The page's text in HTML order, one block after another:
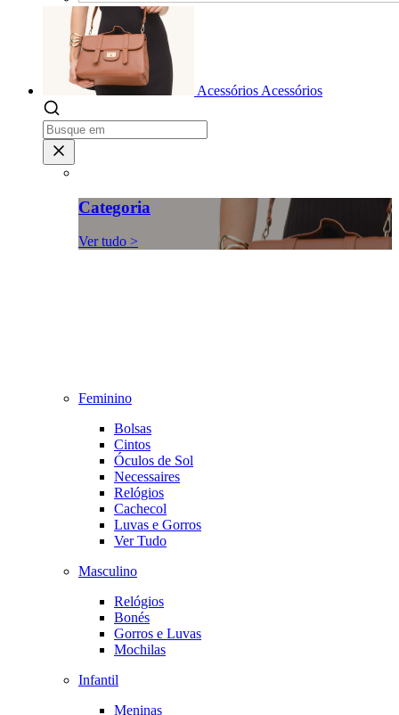
Acessórios Acessórios
Categoria
Ver tudo >
Feminino
Bolsas
Cintos
Óculos de Sol
Necessaires
Relógios
Cachecol
Luvas e Gorros
Ver Tudo
Masculino
Relógios
Bonés
Gorros e Luvas
Mochilas
Infantil
Meninas